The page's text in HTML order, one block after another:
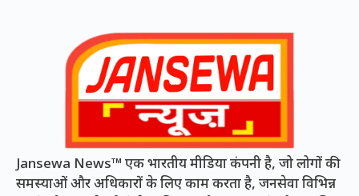
Jansewa News™ एक भारतीय मीडिया कंपनी है, जो लोगों की
समस्याओं और अधिकारों के लिए काम करता है, जनसेवा विभिन्न